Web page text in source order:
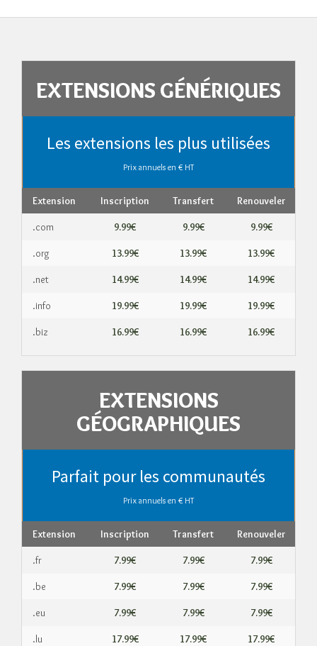
EXTENSIONS GÉNÉRIQUES
Les extensions les plus utilisées
Prix annuels en € HT
Extension Inscription Transfert Renouveler
.com 9.99€ 9.99€ 9.99€
.org 13.99€ 13.99€ 13.99€
.net 14.99€ 14.99€ 14.99€
.info 19.99€ 19.99€ 19.99€
.biz 16.99€ 16.99€ 16.99€
EXTENSIONS
GÉOGRAPHIQUES
Parfait pour les communautés
Prix ​​annuels en € HT
Extension Inscription Transfert Renouveler
.fr 7.99€ 7.99€ 7.99€
.be 7.99€ 7.99€ 7.99€
.eu 7.99€ 7.99€ 7.99€
.lu 17.99€ 17.99€ 17.99€